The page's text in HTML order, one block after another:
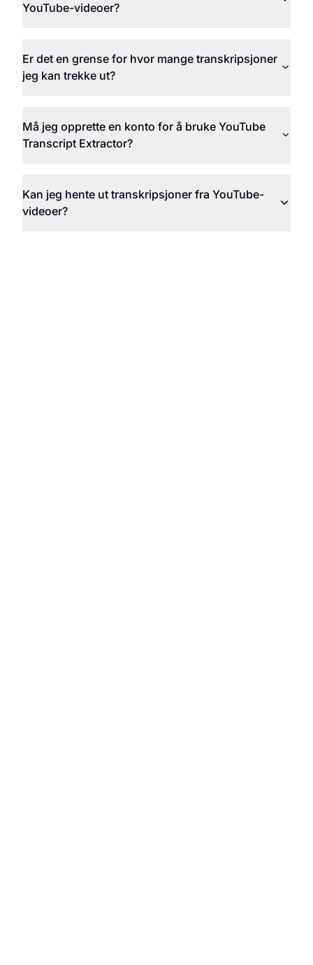
YouTube-videoer?
Er det en grense for hvor mange transkripsjoner
jeg kan trekke ut?
Må jeg opprette en konto for å bruke YouTube
Transcript Extractor?
Kan jeg hente ut transkripsjoner fra YouTube-
videoer?